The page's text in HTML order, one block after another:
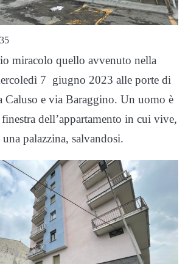
miracolo quello avvenuto nella
7 giugno 2023 alle porte di
Caluso e via Baraggino. Un uomo è
dell’appartamento in cui vive,
palazzina, salvandosi.